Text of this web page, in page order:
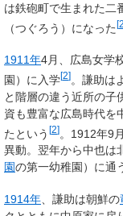
は鉄砲町で生まれた二
（つぐろう）になった[2
1911年4月、広島女学
園）に入学[2]。謙助は
と階層の違う近所の子
資も豊富な広島時代を
たという [2]。1912年9
異動。翌年から中也は
園の第一幼稚園）に通
1914年 、謙助は朝鮮の